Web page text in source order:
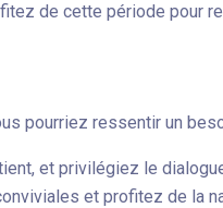
de cette période pour
pourriez ressentir un
et privilégiez le
et profitez de la